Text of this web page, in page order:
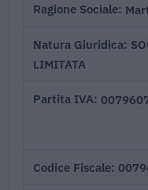
Ragione Sociale
Natura Giuridica
LIMITATA
Partita IVA
Codice Fiscale